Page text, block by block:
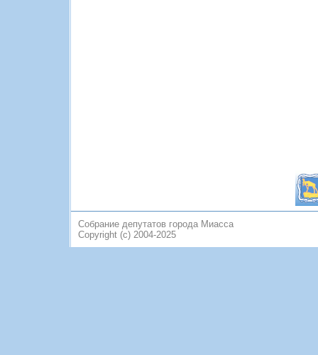
Собрание депутатов города Миасса
Copyright (c) 2004-2025